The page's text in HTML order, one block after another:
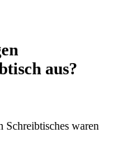
aus?
Schreibtisches waren